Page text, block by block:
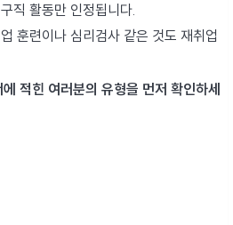
직 활동만 인정됩니다.
훈련이나 심리검사 같은 것도 재취업
적힌 여러분의 유형을 먼저 확인하세